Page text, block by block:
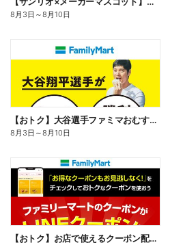
8月3日 ～8月10日
【おトク】大谷選手ファミマおむすび割
8月3日 ～8月10日
【おトク】お店で使えるクーポン配信中